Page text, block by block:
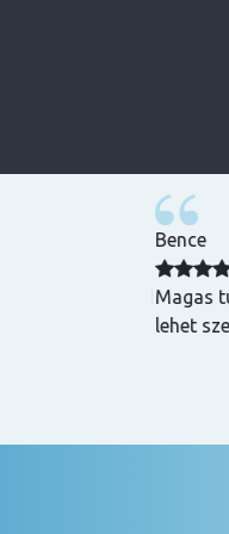
Bence
Magas
lehet